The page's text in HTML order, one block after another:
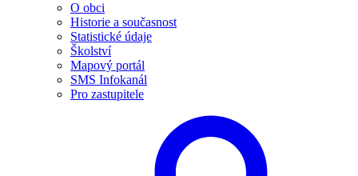
O obci
Historie a současnost
Statistické údaje
Školství
Mapový portál
SMS Infokanál
Pro zastupitele